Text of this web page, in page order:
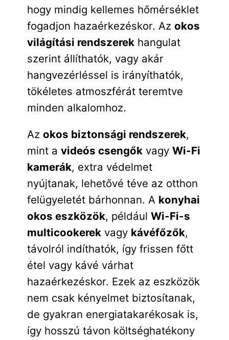
hogy mindig kellemes hőmérséklet
fogadjon hazaérkezéskor. Az okos
világítási rendszerekhangulat
szerint állíthatók, vagy akár
hangvezérléssel is irányíthatók,
tökéletes atmoszférát teremtve
minden alkalomhoz.
Az okos biztonsági rendszerek,
mint a videós csengőkvagy Wi-Fi
kamerák, extra védelmet
nyújtanak, lehetővé téve az otthon
felügyeletét bárhonnan. A konyhai
okos eszközök, például Wi-Fi-s
multicookerekvagy kávéfőzők,
távolról indíthatók, így frissen főtt
étel vagy kávé várhat
hazaérkezéskor. Ezek az eszközök
nem csak kényelmet biztosítanak,
de gyakran energiatakarékosak is,
így hosszú távon költséghatékony